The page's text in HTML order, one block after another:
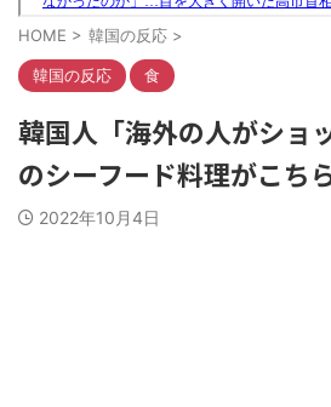
HOME > 韓国の反応 >
韓国の反応 食
韓国人「海外の人がショ
のシーフード料理がこち
2022年10月4日